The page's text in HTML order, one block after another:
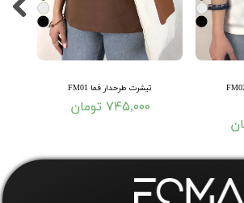
تیشرت طرحدار فما FM01
۷۴۵,۰۰۰ تومان